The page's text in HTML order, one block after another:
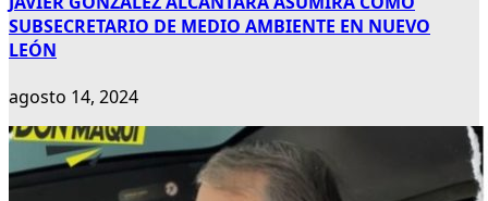
SUBSECRETARIO DE MEDIO AMBIENTE EN NUEVO
LEÓN
agosto 14, 2024